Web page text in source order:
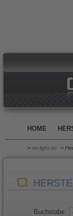
HOME
> on-light.de >
Buchstabe